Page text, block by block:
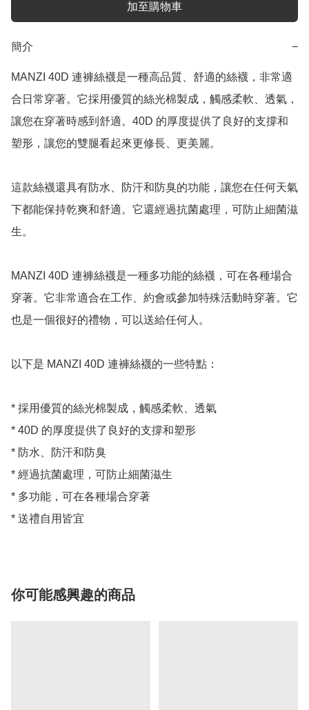
加至購物車
簡介 −
MANZI 40D 連褲絲襪是一種高品質、舒適的絲襪，非常適
合日常穿著。它採用優質的絲光棉製成，觸感柔軟、透氣，
讓您在穿著時感到舒適。40D 的厚度提供了良好的支撐和
塑形，讓您的雙腿看起來更修長、更美麗。
這款絲襪還具有防水、防汗和防臭的功能，讓您在任何天氣
下都能保持乾爽和舒適。它還經過抗菌處理，可防止細菌滋
生。
MANZI 40D 連褲絲襪是一種多功能的絲襪，可在各種場合
穿著。它非常適合在工作、約會或參加特殊活動時穿著。它
也是一個很好的禮物，可以送給任何人。
以下是 MANZI 40D 連褲絲襪的一些特點：
* 採用優質的絲光棉製成，觸感柔軟、透氣
* 40D 的厚度提供了良好的支撐和塑形
* 防水、防汗和防臭
* 經過抗菌處理，可防止細菌滋生
* 多功能，可在各種場合穿著
* 送禮自用皆宜
你可能感興趣的商品